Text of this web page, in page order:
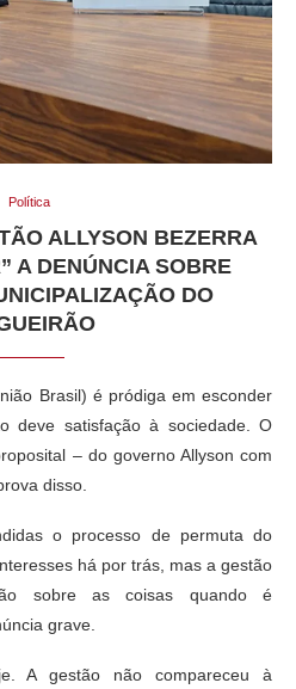
Política
ALLYSON BEZERRA
A DENÚNCIA SOBRE
DO
Brasil) é pródiga em esconder
deve satisfação à sociedade. O
– do governo Allyson com
disso.
o processo de permuta do
há por trás, mas a gestão
sobre as coisas quando é
grave.
A gestão não compareceu à